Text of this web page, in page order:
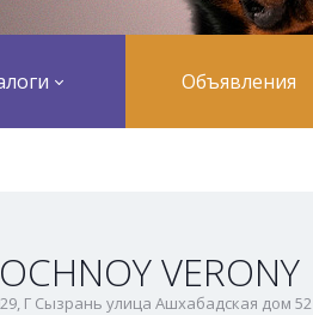
Объявления
VERONY
Г Сызрань улица Ашхабадская дом 52